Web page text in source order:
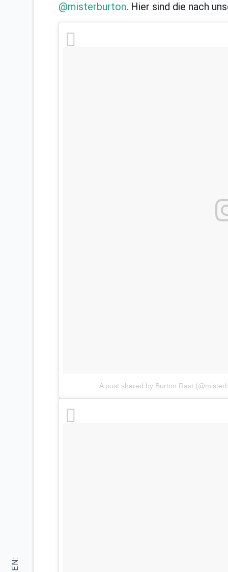
@misterburton. Hier sind die nach
A post shared by Burton Rast